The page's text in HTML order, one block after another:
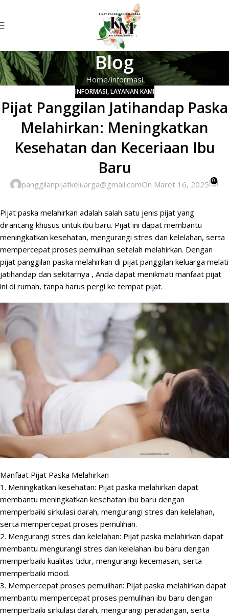
Blog
Home informasi
INFORMASI,LAYANAN KAMI
Pijat Panggilan Jatihandap Paska
Melahirkan: Meningkatkan
Kesehatan dan Keceriaan Ibu
Baru
panggilanpijatkeluarga@gmail.comOn Maret 16, 2025 0
Pijat paska melahirkan adalah salah satu jenis pijat yang
dirancang khusus untuk ibu baru. Pijat ini dapat membantu
meningkatkan kesehatan, mengurangi stres dan kelelahan, serta
mempercepat proses pemulihan setelah melahirkan. Dengan
pijat panggilan paska melahirkan di pijat panggilan keluarga melati
jatihandap dan sekitarnya , Anda dapat menikmati manfaat pijat
ini di rumah, tanpa harus pergi ke tempat pijat.
Manfaat Pijat Paska Melahirkan
1. Meningkatkan kesehatan: Pijat paska melahirkan dapat
membantu meningkatkan kesehatan ibu baru dengan
memperbaiki sirkulasi darah, mengurangi stres dan kelelahan,
serta mempercepat proses pemulihan.
2. Mengurangi stres dan kelelahan: Pijat paska melahirkan dapat
membantu mengurangi stres dan kelelahan ibu baru dengan
memperbaiki kualitas tidur, mengurangi kecemasan, serta
memperbaiki mood.
3. Mempercepat proses pemulihan: Pijat paska melahirkan dapat
membantu mempercepat proses pemulihan ibu baru dengan
memperbaiki sirkulasi darah, mengurangi peradangan, serta